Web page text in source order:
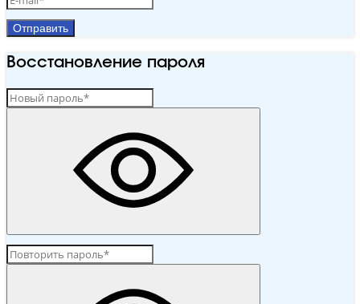
Отправить
Восстановление пароля